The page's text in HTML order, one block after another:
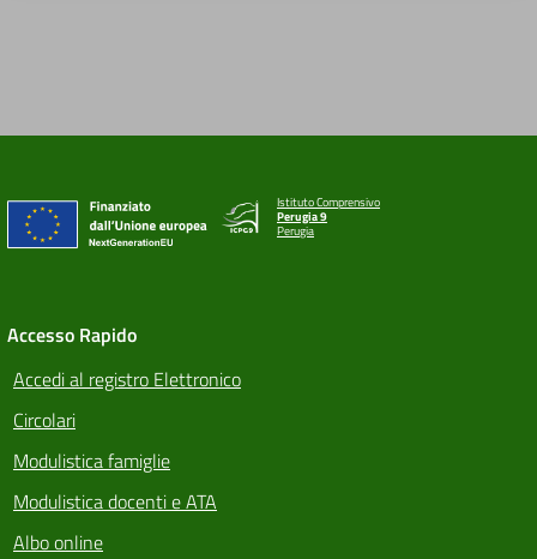
Istituto Comprensivo
Perugia 9
Perugia
Accesso Rapido
Accedi al registro Elettronico
Circolari
Modulistica famiglie
Modulistica docenti e ATA
Albo online